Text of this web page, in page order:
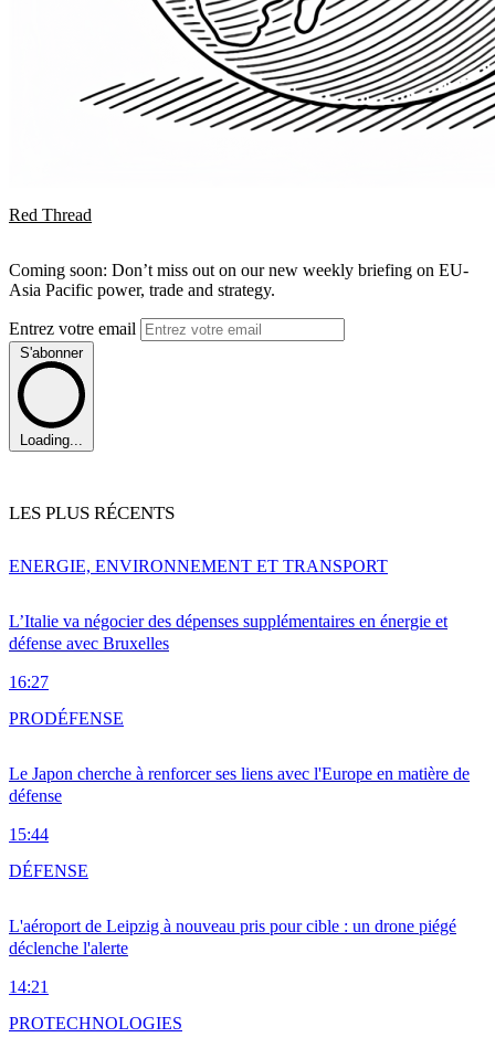
Red Thread
Coming soon: Don’t miss out on our new weekly briefing on EU-
Asia Pacific power, trade and strategy.
Entrez votre email
S'abonner
Loading...
LES PLUS RÉCENTS
L’Italie va négocier des dépenses supplémentaires en énergie et
défense avec Bruxelles
16:27
ENERGIE, ENVIRONNEMENT ET TRANSPORT
Le Japon cherche à renforcer ses liens avec l'Europe en matière de
défense
15:44
PRODÉFENSE
L'aéroport de Leipzig à nouveau pris pour cible : un drone piégé
déclenche l'alerte
14:21
DÉFENSE
PROTECHNOLOGIES